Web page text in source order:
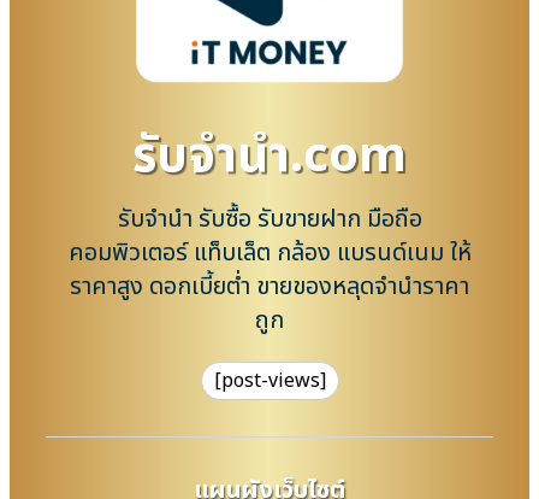
รับจํานํา.com
รับจำนำ รับซื้อ รับขายฝาก มือถือ
คอมพิวเตอร์ แท็บเล็ต กล้อง แบรนด์เนม ให้
ราคาสูง ดอกเบี้ยต่ำ ขายของหลุดจำนำราคา
ถูก
[post-views]
แผนผังเว็บไซต์